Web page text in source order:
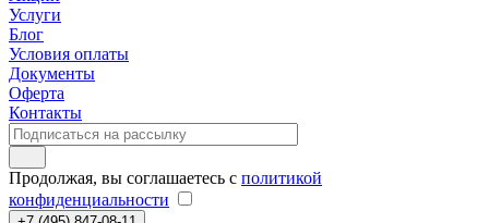
Услуги
Блог
Условия оплаты
Документы
Оферта
Контакты
Продолжая, вы соглашаетесь с политикой
конфиденциальности